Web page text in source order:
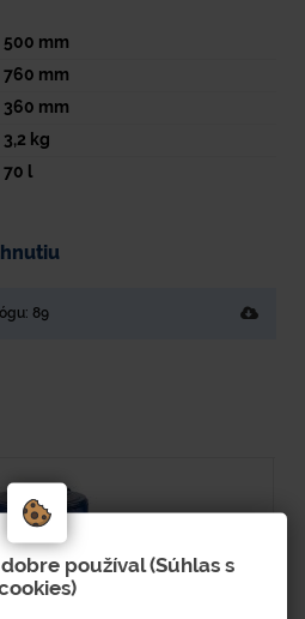
500 mm
760 mm
360 mm
3,2 kg
70 l
89
používal (Súhlas s